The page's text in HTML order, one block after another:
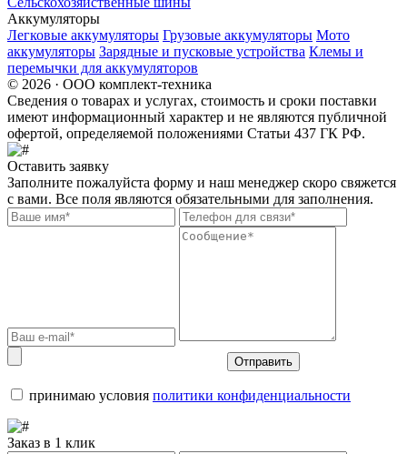
Аккумуляторы
Легковые аккумуляторы Грузовые аккумуляторы Мото
аккумуляторы Зарядные и пусковые устройства Клемы и
перемычки для аккумуляторов
© 2026 · ООО комплект-техника
Сведения о товарах и услугах, стоимость и сроки поставки
имеют информационный характер и не являются публичной
офертой, определяемой положениями Статьи 437 ГК РФ.
Оставить заявку
Заполните пожалуйста форму и наш менеджер скоро свяжется
с вами. Все поля являются обязательными для заполнения.
Отправить
принимаю условия политики конфиденциальности
Заказ в 1 клик